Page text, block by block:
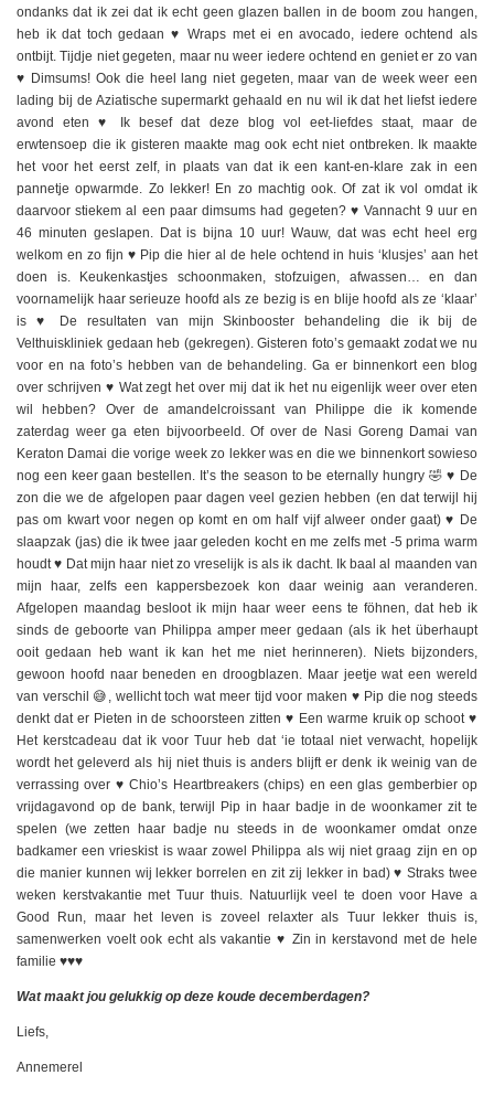
ondanks dat ik zei dat ik echt geen glazen ballen in de boom zou hangen,
heb ik dat toch gedaan ♥️ Wraps met ei en avocado, iedere ochtend als
ontbijt. Tijdje niet gegeten, maar nu weer iedere ochtend en geniet er zo van
♥️ Dimsums! Ook die heel lang niet gegeten, maar van de week weer een
lading bij de Aziatische supermarkt gehaald en nu wil ik dat het liefst iedere
avond eten ♥️ Ik besef dat deze blog vol eet-liefdes staat, maar de
erwtensoep die ik gisteren maakte mag ook echt niet ontbreken. Ik maakte
het voor het eerst zelf, in plaats van dat ik een kant-en-klare zak in een
pannetje opwarmde. Zo lekker! En zo machtig ook. Of zat ik vol omdat ik
daarvoor stiekem al een paar dimsums had gegeten? ♥️ Vannacht 9 uur en
46 minuten geslapen. Dat is bijna 10 uur! Wauw, dat was echt heel erg
welkom en zo fijn ♥️ Pip die hier al de hele ochtend in huis ‘klusjes’ aan het
doen is. Keukenkastjes schoonmaken, stofzuigen, afwassen… en dan
voornamelijk haar serieuze hoofd als ze bezig is en blije hoofd als ze ‘klaar’
is ♥️ De resultaten van mijn Skinbooster behandeling die ik bij de
Velthuiskliniek gedaan heb (gekregen). Gisteren foto’s gemaakt zodat we nu
voor en na foto’s hebben van de behandeling. Ga er binnenkort een blog
over schrijven ♥️ Wat zegt het over mij dat ik het nu eigenlijk weer over eten
wil hebben? Over de amandelcroissant van Philippe die ik komende
zaterdag weer ga eten bijvoorbeeld. Of over de Nasi Goreng Damai van
Keraton Damai die vorige week zo lekker was en die we binnenkort sowieso
nog een keer gaan bestellen. It’s the season to be eternally hungry 🤣 ♥️ De
zon die we de afgelopen paar dagen veel gezien hebben (en dat terwijl hij
pas om kwart voor negen op komt en om half vijf alweer onder gaat) ♥️ De
slaapzak (jas) die ik twee jaar geleden kocht en me zelfs met -5 prima warm
houdt ♥️ Dat mijn haar niet zo vreselijk is als ik dacht. Ik baal al maanden van
mijn haar, zelfs een kappersbezoek kon daar weinig aan veranderen.
Afgelopen maandag besloot ik mijn haar weer eens te föhnen, dat heb ik
sinds de geboorte van Philippa amper meer gedaan (als ik het überhaupt
ooit gedaan heb want ik kan het me niet herinneren). Niets bijzonders,
gewoon hoofd naar beneden en droogblazen. Maar jeetje wat een wereld
van verschil 😅, wellicht toch wat meer tijd voor maken ♥️ Pip die nog steeds
denkt dat er Pieten in de schoorsteen zitten ♥️ Een warme kruik op schoot ♥️
Het kerstcadeau dat ik voor Tuur heb dat ‘ie totaal niet verwacht, hopelijk
wordt het geleverd als hij niet thuis is anders blijft er denk ik weinig van de
verrassing over ♥️ Chio’s Heartbreakers (chips) en een glas gemberbier op
vrijdagavond op de bank, terwijl Pip in haar badje in de woonkamer zit te
spelen (we zetten haar badje nu steeds in de woonkamer omdat onze
badkamer een vrieskist is waar zowel Philippa als wij niet graag zijn en op
die manier kunnen wij lekker borrelen en zit zij lekker in bad) ♥️ Straks twee
weken kerstvakantie met Tuur thuis. Natuurlijk veel te doen voor Have a
Good Run, maar het leven is zoveel relaxter als Tuur lekker thuis is,
samenwerken voelt ook echt als vakantie ♥️ Zin in kerstavond met de hele
familie ♥️♥️♥️
Wat maakt jou gelukkig op deze koude decemberdagen?
Liefs,
Annemerel